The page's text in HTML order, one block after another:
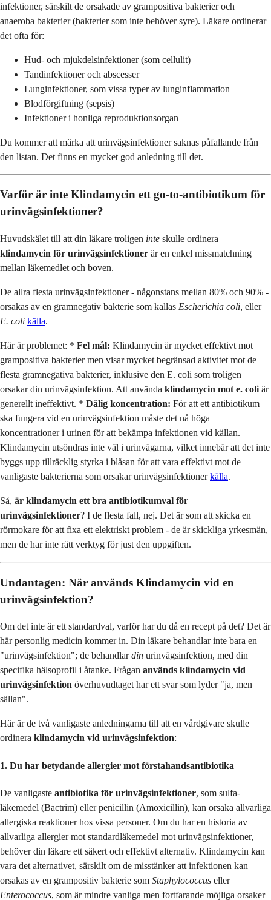
infektioner, särskilt de orsakade av grampositiva bakterier och
anaeroba bakterier (bakterier som inte behöver syre). Läkare ordinerar
det ofta för:
Hud- och mjukdelsinfektioner (som cellulit)
Tandinfektioner och abscesser
Lunginfektioner, som vissa typer av lunginflammation
Blodförgiftning (sepsis)
Infektioner i honliga reproduktionsorgan
Du kommer att märka att urinvägsinfektioner saknas påfallande från
den listan. Det finns en mycket god anledning till det.
Varför är inte Klindamycin ett go-to-antibiotikum för
urinvägsinfektioner?
Huvudskälet till att din läkare troligen inte skulle ordinera
klindamycin för urinvägsinfektioner är en enkel missmatchning
mellan läkemedlet och boven.
De allra flesta urinvägsinfektioner - någonstans mellan 80% och 90% -
orsakas av en gramnegativ bakterie som kallas Escherichia coli, eller
E. coli källa.
Här är problemet: * Fel mål: Klindamycin är mycket effektivt mot
grampositiva bakterier men visar mycket begränsad aktivitet mot de
flesta gramnegativa bakterier, inklusive den E. coli som troligen
orsakar din urinvägsinfektion. Att använda klindamycin mot e. coli är
generellt ineffektivt. * Dålig koncentration: För att ett antibiotikum
ska fungera vid en urinvägsinfektion måste det nå höga
koncentrationer i urinen för att bekämpa infektionen vid källan.
Klindamycin utsöndras inte väl i urinvägarna, vilket innebär att det inte
byggs upp tillräcklig styrka i blåsan för att vara effektivt mot de
vanligaste bakterierna som orsakar urinvägsinfektionerkälla.
Så, är klindamycin ett bra antibiotikumval för
urinvägsinfektioner? I de flesta fall, nej. Det är som att skicka en
rörmokare för att fixa ett elektriskt problem - de är skickliga yrkesmän,
men de har inte rätt verktyg för just den uppgiften.
Undantagen: När används Klindamycin vid en
urinvägsinfektion?
Om det inte är ett standardval, varför har du då en recept på det? Det är
här personlig medicin kommer in. Din läkare behandlar inte bara en
"urinvägsinfektion"; de behandlardin urinvägsinfektion, med din
specifika hälsoprofil i åtanke. Frågan används klindamycin vid
urinvägsinfektion överhuvudtaget har ett svar som lyder "ja, men
sällan".
Här är de två vanligaste anledningarna till att en vårdgivare skulle
ordinera klindamycin vid urinvägsinfektion:
1. Du har betydande allergier mot förstahandsantibiotika
De vanligaste antibiotika för urinvägsinfektioner, som sulfa-
läkemedel (Bactrim) eller penicillin (Amoxicillin), kan orsaka allvarliga
allergiska reaktioner hos vissa personer. Om du har en historia av
allvarliga allergier mot standardläkemedel mot urinvägsinfektioner,
behöver din läkare ett säkert och effektivt alternativ. Klindamycin kan
vara det alternativet, särskilt om de misstänker att infektionen kan
orsakas av en grampositiv bakterie som Staphylococcus eller
Enterococcus, som är mindre vanliga men fortfarande möjliga orsaker